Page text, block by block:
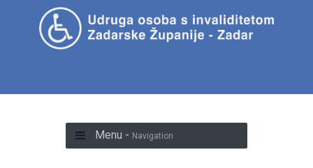
Menu - Navigation